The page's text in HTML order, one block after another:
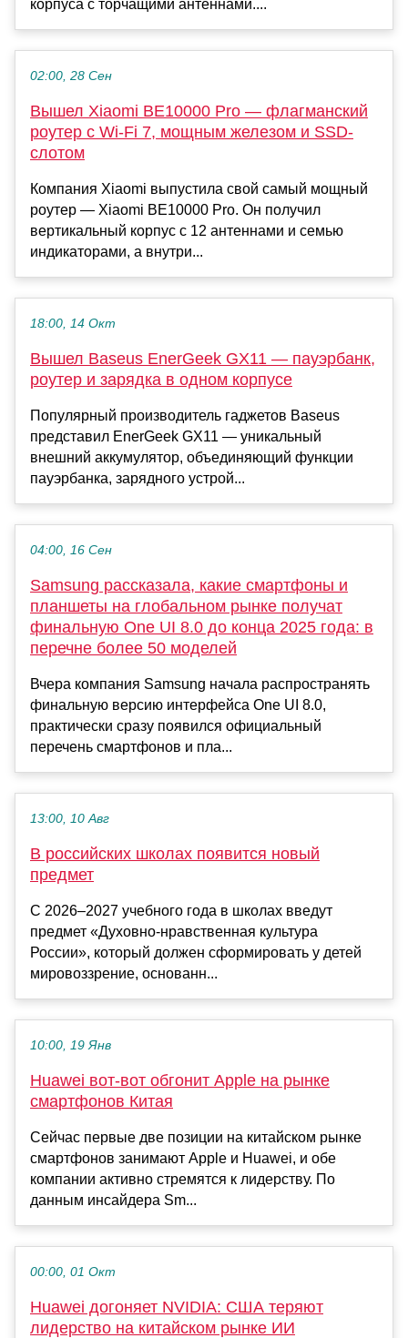
корпуса с торчащими антеннами....
02:00, 28 Сен
Вышел Xiaomi BE10000 Pro — флагманский
роутер с Wi-Fi 7, мощным железом и SSD-
слотом
Компания Xiaomi выпустила свой самый мощный
роутер — Xiaomi BE10000 Pro. Он получил
вертикальный корпус с 12 антеннами и семью
индикаторами, а внутри...
18:00, 14 Окт
Вышел Baseus EnerGeek GX11 — пауэрбанк,
роутер и зарядка в одном корпусе
Популярный производитель гаджетов Baseus
представил EnerGeek GX11 — уникальный
внешний аккумулятор, объединяющий функции
пауэрбанка, зарядного устрой...
04:00, 16 Сен
Samsung рассказала, какие смартфоны и
планшеты на глобальном рынке получат
финальную One UI 8.0 до конца 2025 года: в
перечне более 50 моделей
Вчера компания Samsung начала распространять
финальную версию интерфейса One UI 8.0,
практически сразу появился официальный
перечень смартфонов и пла...
13:00, 10 Авг
В российских школах появится новый
предмет
С 2026–2027 учебного года в школах введут
предмет «Духовно-нравственная культура
России», который должен сформировать у детей
мировоззрение, основанн...
10:00, 19 Янв
Huawei вот-вот обгонит Apple на рынке
смартфонов Китая
Сейчас первые две позиции на китайском рынке
смартфонов занимают Apple и Huawei, и обе
компании активно стремятся к лидерству. По
данным инсайдера Sm...
00:00, 01 Окт
Huawei догоняет NVIDIA: США теряют
лидерство на китайском рынке ИИ